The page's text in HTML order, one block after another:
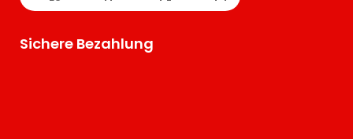
Sichere Bezahlung